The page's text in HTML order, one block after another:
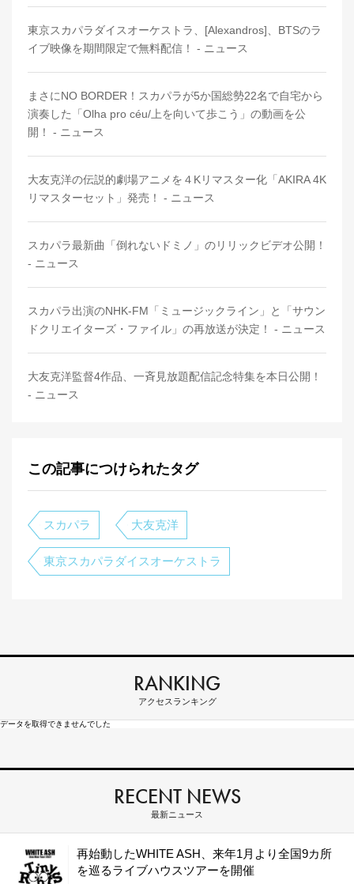
東京スカパラダイスオーケストラ、[Alexandros]、BTSのラ
イブ映像を期間限定で無料配信！ - ニュース
まさにNO BORDER！スカパラが5か国総勢22名で自宅から
演奏した「Olha pro céu/上を向いて歩こう」の動画を公
開！ - ニュース
大友克洋の伝説的劇場アニメを４Kリマスター化「AKIRA 4K
リマスターセット」発売！ - ニュース
スカパラ最新曲「倒れないドミノ」のリリックビデオ公開！
- ニュース
スカパラ出演のNHK-FM「ミュージックライン」と「サウン
ドクリエイターズ・ファイル」の再放送が決定！ - ニュース
大友克洋監督4作品、一斉見放題配信記念特集を本日公開！
- ニュース
この記事につけられたタグ
スカパラ 大友克洋
東京スカパラダイスオーケストラ
RANKING
アクセスランキング
データを取得できませんでした
RECENT NEWS
最新ニュース
再始動したWHITE ASH、来年1月より全国9カ所
を巡るライブハウスツアーを開催